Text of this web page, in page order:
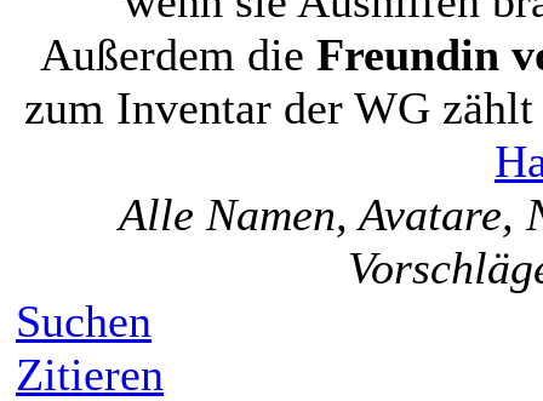
Außerdem die Freundin
zum Inventar der WG
Alle Namen, Avatare,
Suchen
Zitieren